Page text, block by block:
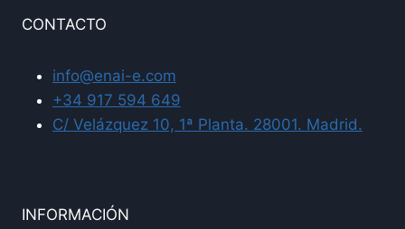
CONTACTO
info@enai-e.com
+34 917 594 649
C/ Velázquez 10, 1ª Planta. 28001. Madrid.
INFORMACIÓN